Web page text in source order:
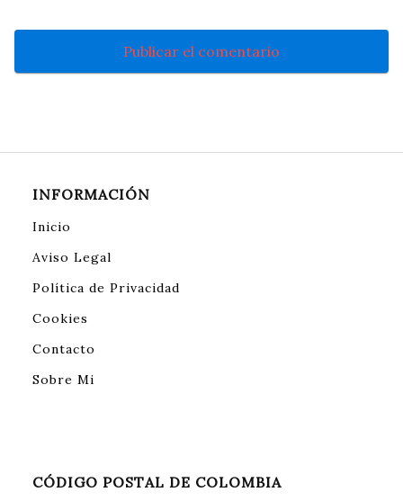
INFORMACIÓN
Inicio
Aviso Legal
Política de Privacidad
Cookies
Contacto
Sobre Mi
CÓDIGO POSTAL DE COLOMBIA